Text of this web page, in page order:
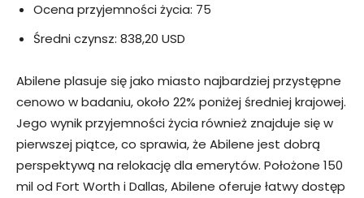
Ocena przyjemności życia: 75
Średni czynsz: 838,20 USD
Abilene plasuje się jako miasto najbardziej przystępne
cenowo w badaniu, około 22% poniżej średniej krajowej.
Jego wynik przyjemności życia również znajduje się w
pierwszej piątce, co sprawia, że ​​Abilene jest dobrą
perspektywą na relokację dla emerytów. Położone 150
mil od Fort Worth i Dallas, Abilene oferuje łatwy dostęp